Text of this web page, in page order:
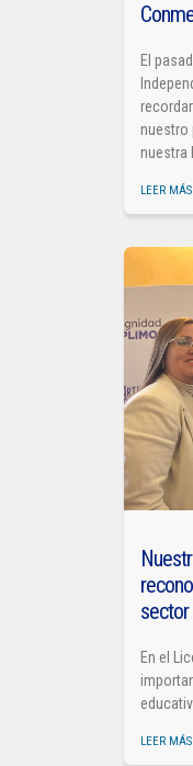
El
nuestro
nuestra
LEER MÁS
sector
En el
LEER MÁS